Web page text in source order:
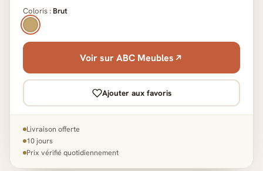
Coloris : Brut
Voir sur ABC Meubles
Ajouter aux favoris
Livraison offerte
10 jours
Prix vérifié quotidiennement